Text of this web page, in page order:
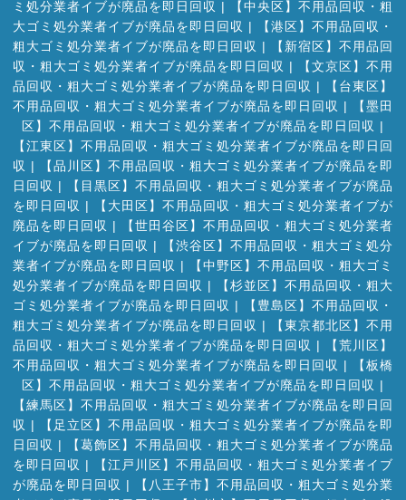
ミ処分業者イブが廃品を即日回収 |
【中央区】不用品回収・粗
大ゴミ処分業者イブが廃品を即日回収 |
【港区】不用品回収・
粗大ゴミ処分業者イブが廃品を即日回収 |
【新宿区】不用品回
収・粗大ゴミ処分業者イブが廃品を即日回収 |
【文京区】不用
品回収・粗大ゴミ処分業者イブが廃品を即日回収 |
【台東区】
不用品回収・粗大ゴミ処分業者イブが廃品を即日回収 |
【墨田
区】不用品回収・粗大ゴミ処分業者イブが廃品を即日回収 |
【江東区】不用品回収・粗大ゴミ処分業者イブが廃品を即日回
収 |
【品川区】不用品回収・粗大ゴミ処分業者イブが廃品を即
日回収 |
【目黒区】不用品回収・粗大ゴミ処分業者イブが廃品
を即日回収 |
【大田区】不用品回収・粗大ゴミ処分業者イブが
廃品を即日回収 |
【世田谷区】不用品回収・粗大ゴミ処分業者
イブが廃品を即日回収 |
【渋谷区】不用品回収・粗大ゴミ処分
業者イブが廃品を即日回収 |
【中野区】不用品回収・粗大ゴミ
処分業者イブが廃品を即日回収 |
【杉並区】不用品回収・粗大
ゴミ処分業者イブが廃品を即日回収 |
【豊島区】不用品回収・
粗大ゴミ処分業者イブが廃品を即日回収 |
【東京都北区】不用
品回収・粗大ゴミ処分業者イブが廃品を即日回収 |
【荒川区】
不用品回収・粗大ゴミ処分業者イブが廃品を即日回収 |
【板橋
区】不用品回収・粗大ゴミ処分業者イブが廃品を即日回収 |
【練馬区】不用品回収・粗大ゴミ処分業者イブが廃品を即日回
収 |
【足立区】不用品回収・粗大ゴミ処分業者イブが廃品を即
日回収 |
【葛飾区】不用品回収・粗大ゴミ処分業者イブが廃品
を即日回収 |
【江戸川区】不用品回収・粗大ゴミ処分業者イブ
が廃品を即日回収 |
【八王子市】不用品回収・粗大ゴミ処分業